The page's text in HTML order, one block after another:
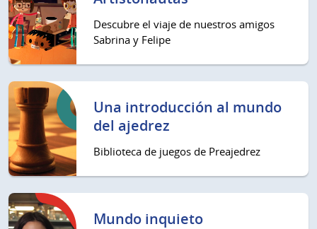
Descubre el viaje de nuestros amigos
Sabrina y Felipe
Una introducción al mundo
del ajedrez
Biblioteca de juegos de Preajedrez
Mundo inquieto